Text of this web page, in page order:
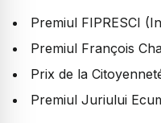
Premiul FIPRESCI
Premiul François
Prix de la
Premiul Juriului